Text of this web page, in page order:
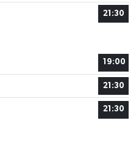
21:30
19:00
21:30
21:30